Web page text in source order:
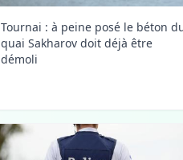
Tournai : à peine posé le béton
quai Sakharov doit déjà être
démoli